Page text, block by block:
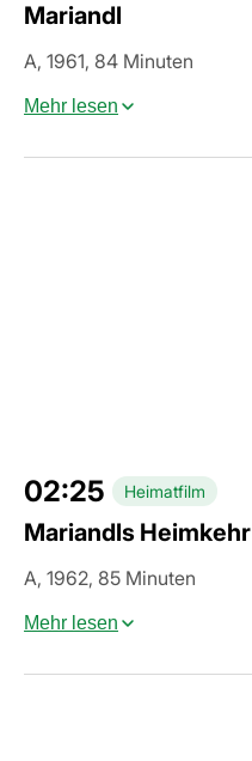
Mariandl
A, 1961, 84 Minuten
Mehr lesen
02:25 Heimatfilm
Mariandls Heimkehr
A, 1962, 85 Minuten
Mehr lesen